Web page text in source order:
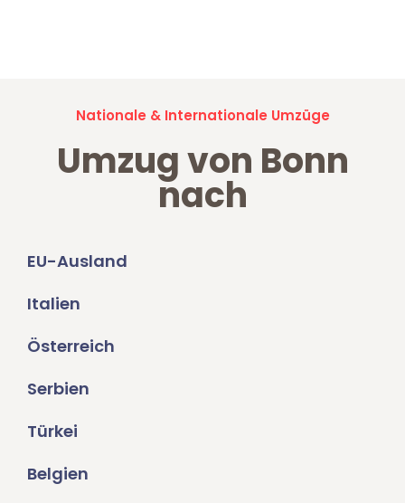
Nationale & Internationale Umzüge
Umzug von Bonn
nach
EU-Ausland
Italien
Österreich
Serbien
Türkei
Belgien